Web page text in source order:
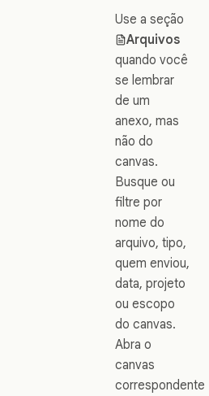
Use a seção
Arquivos
quando você
se lembrar
de um
anexo, mas
não do
canvas.
Busque ou
filtre por
nome do
arquivo, tipo,
quem enviou,
data, projeto
ou escopo
do canvas.
Abra o
canvas
correspondente